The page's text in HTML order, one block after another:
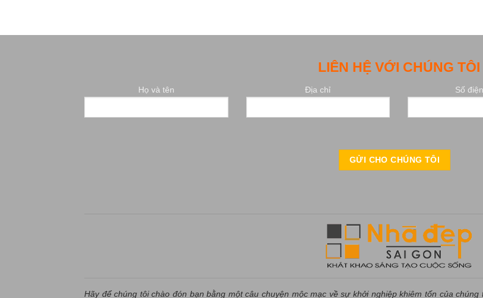
LIÊN HỆ VỚI CHÚNG TÔI
Họ và tên Địa chỉ Số
Hãy để chúng tôi chào đón bạn bằng một câu chuyện mộc mạc về sự khởi nghiệp khiêm tốn của